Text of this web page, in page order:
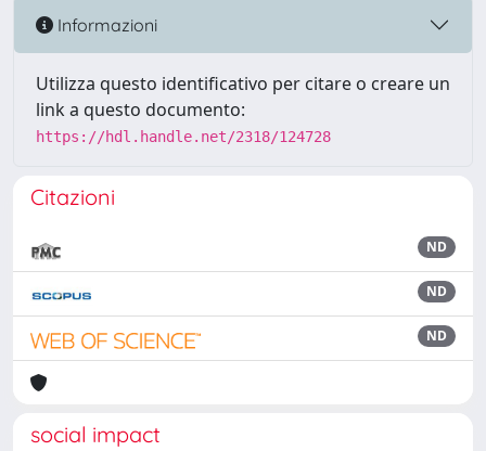
Informazioni
Utilizza questo identificativo per citare o creare un
link a questo documento:
https://hdl.handle.net/2318/124728
Citazioni
ND
ND
ND
social impact